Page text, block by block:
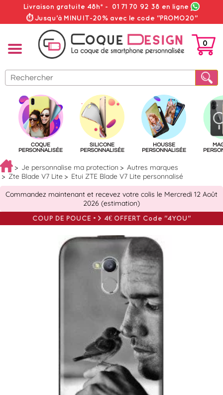
Livraison gratuite 48h* - 01 71 70 92 38 en ligne
⏱ Jusqu'à MINUIT-20% avec le code "PROMO20"
PANIER
0
COQUE
PERSONNALISÉE
SILICONE
PERSONNALISÉE
HOUSSE
PERSONNALISÉE
Je personnalise ma protection
Autres marques
Zte Blade V7 Lite
Etui ZTE Blade V7 Lite personnalisé
Commandez maintenant et recevez votre colis le Mercredi 12 Août
2026 (estimation)
COUP DE POUCE => 4€ OFFERT Code "4YOU"